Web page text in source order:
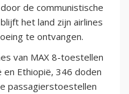
de communistische
het land zijn airlines
te ontvangen.
van MAX 8-toestellen
en Ethiopië, 346 doden
passagierstoestellen